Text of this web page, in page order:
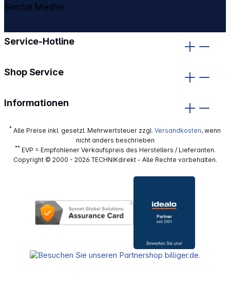
Service-Hotline
Shop Service
Informationen
Social Media
* Alle Preise inkl. gesetzl. Mehrwertsteuer zzgl. Versandkosten, wenn
nicht anders beschrieben
**EVP = Empfohlener Verkaufspreis des Herstellers / Lieferanten.
Copyright © 2000 - 2026 TECHNIKdirekt - Alle Rechte vorbehalten.